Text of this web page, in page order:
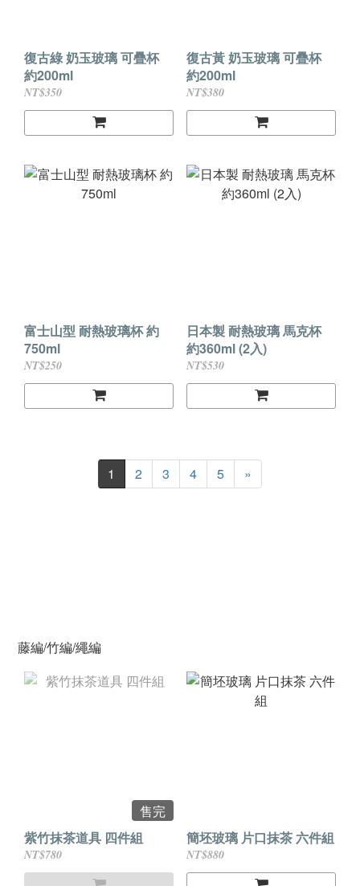
復古綠 奶玉玻璃 可疊杯
約200ml
NT$350
復古黃 奶玉玻璃 可疊杯
約200ml
NT$380
富士山型 耐熱玻璃杯 約
750ml
NT$250
日本製 耐熱玻璃 馬克杯
約360ml (2入)
NT$530
1 2 3 4 5 »
藤編/竹編/繩編
售完
紫竹抹茶道具 四件組
NT$780
簡坯玻璃 片口抹茶 六件組
NT$880